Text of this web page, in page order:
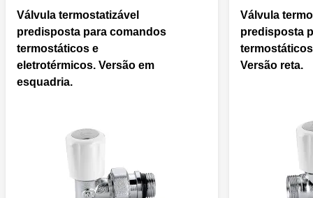
Válvula termostatizável
predisposta para comandos
termostáticos e
eletrotérmicos. Versão em
esquadria.
Válvula
predisposta
Versão reta.